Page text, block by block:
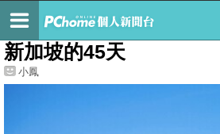
最新文章
新加坡的45天
小鳳